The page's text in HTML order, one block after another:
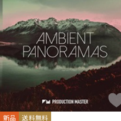
新品 送料無料